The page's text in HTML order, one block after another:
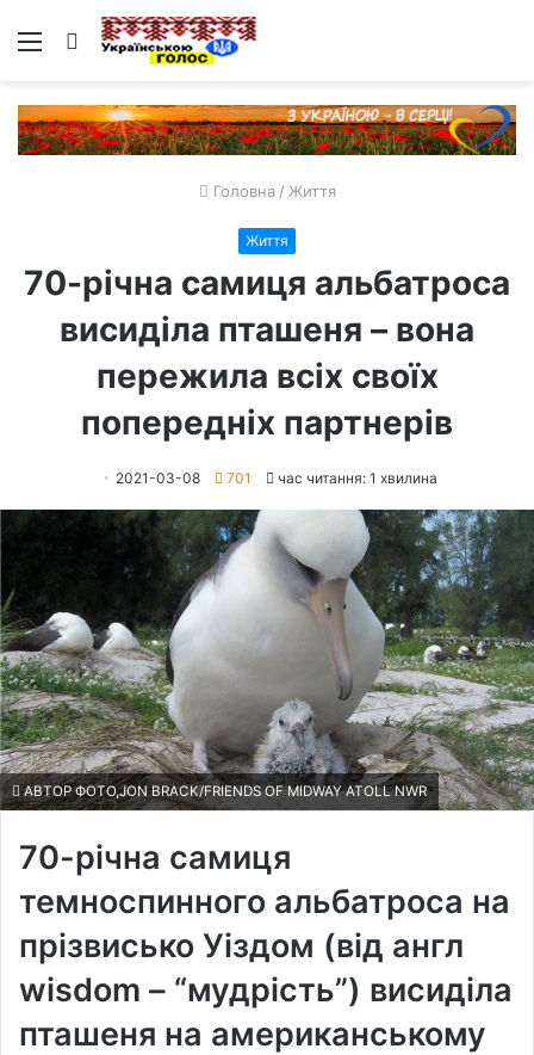
Меню Пошук
Головна / Життя
Життя
70-річна самиця альбатроса
висиділа пташеня – вона
пережила всіх своїх
попередніх партнерів
2021-03-08 701 час читання: 1 хвилина
АВТОР ФОТО,JON BRACK/FRIENDS OF MIDWAY ATOLL NWR
70-річна самиця
темноспинного альбатроса на
прізвисько Уіздом (від англ
wisdom – “мудрість”) висиділа
пташеня на американському